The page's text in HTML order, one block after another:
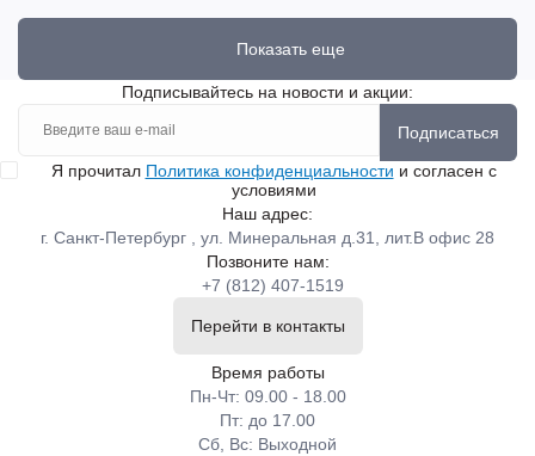
Показать еще
Подписывайтесь на новости и акции:
Подписаться
Я прочитал Политика конфиденциальности и согласен с
условиями
Наш адрес:
г. Санкт-Петербург , ул. Минеральная д.31, лит.В офис 28
Позвоните нам:
+7 (812) 407-1519
Перейти в контакты
Время работы
Пн-Чт: 09.00 - 18.00
Пт: до 17.00
Сб, Вс: Выходной